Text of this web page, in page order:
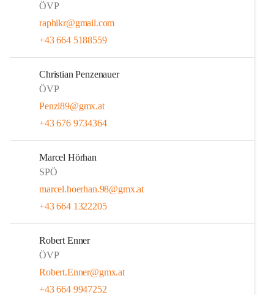
ÖVP
raphikr@gmail.com
+43 664 5188559
Christian Penzenauer
ÖVP
Penzi89@gmx.at
+43 676 9734364
Marcel Hörhan
SPÖ
marcel.hoerhan.98@gmx.at
+43 664 1322205
Robert Enner
ÖVP
Robert.Enner@gmx.at
+43 664 9947252